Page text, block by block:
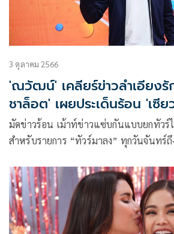
3 ตุลาคม 2566
'ณวัฒน์' เคลียร์ข่าวลำเอียง
ชาล็อต' เผยประเด็นร้อน 'เซี
มัดข่าวร้อน เม้าท์ข่าวแซ่บกันแบบยกทัวร์
สำหรับรายการ “ทัวร์มาลง” ทุกวันจันทร์ถึ
วิเชียร กุศลมโนมัย, พชร์-อานนท์, ปุ้มปุ้
ชัย, เป็กกี้ ศรีธัญญา, นิกกี้-ณฉัตร จันทพัน
ธนการ และ อาร์ต-พศุตม์ บานแย้ม ผลัดเ
ทัวร์ลงที่เกิดขึ้น